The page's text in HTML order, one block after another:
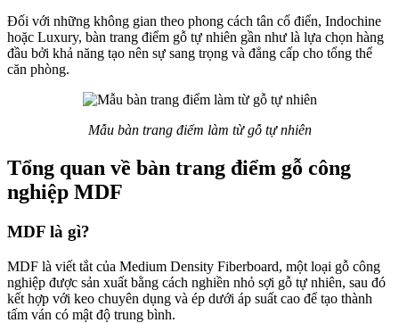
Đối với những không gian theo phong cách tân cổ điển, Indochine
hoặc Luxury, bàn trang điểm gỗ tự nhiên gần như là lựa chọn hàng
đầu bởi khả năng tạo nên sự sang trọng và đẳng cấp cho tổng thể
căn phòng.
Mẫu bàn trang điểm làm từ gỗ tự nhiên
Tổng quan về bàn trang điểm gỗ công
nghiệp MDF
MDF là gì?
MDF là viết tắt của Medium Density Fiberboard, một loại gỗ công
nghiệp được sản xuất bằng cách nghiền nhỏ sợi gỗ tự nhiên, sau đó
kết hợp với keo chuyên dụng và ép dưới áp suất cao để tạo thành
tấm ván có mật độ trung bình.